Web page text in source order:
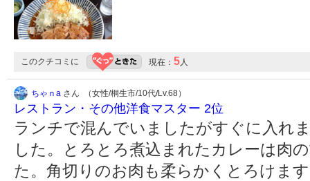
このクチコミに 現在： 5人
ちゃｎa さん （女性/桐生市/10代/Lv.68）
レストラン・その他洋食マスター 2位
ランチで混んでいましたがすぐに入れ
した。とろとろ煮込まれたカレーは肉
た。角切りのお肉も柔らかくとろけま